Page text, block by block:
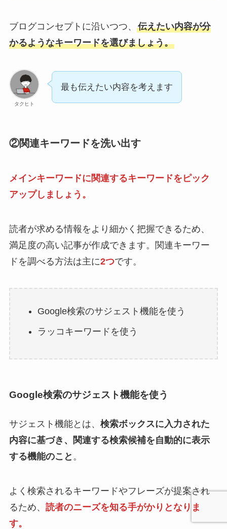
ブログコンセプトに沿いつつ、 伝えたい内容が分
かるようなキーワードを選びましょう。
タクヒト
最も伝えたい内容を考えます
②関連キーワードを洗い出す
メインキーワードに関連するキーワードをピック
アップしましょう。
読者が求める情報をより細かく把握できるため、
満足度の高い記事が作成できます。関連キーワー
ドを調べる方法は主に2つです。
Google検索のサジェスト機能を使う
ラッコキーワードを使う
Google検索のサジェスト機能を使う
サジェスト機能とは、 検索ボックスに入力された
内容に基づき、関連する検索候補を自動的に表示
する機能のこと 。
よく検索されるキーワードやフレーズが提案され
るため、 読者のニーズを知る手がかりとなりま
す。